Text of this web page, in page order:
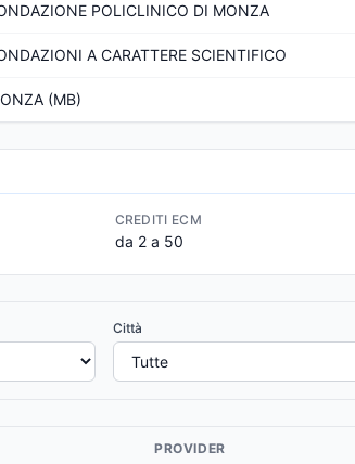
POLICLINICO DI MONZA
A CARATTERE SCIENTIFICO
(MB)
CREDITI ECM
da 2 a 50
Città
PROVIDER